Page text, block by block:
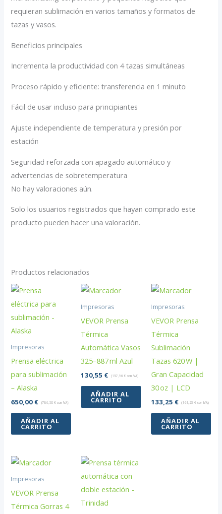
requieran sublimación en varios tamaños y formatos de
tazas y vasos.
Beneficios principales
Incrementa la productividad con 4 tazas simultáneas
Proceso rápido y eficiente: transferencia en 1 minuto
Fácil de usar incluso para principiantes
Ajuste independiente de temperatura y presión por
estación
Seguridad reforzada con apagado automático y
advertencias de sobretemperatura
No hay valoraciones aún.
Solo los usuarios registrados que hayan comprado este
producto pueden hacer una valoración.
Productos relacionados
Impresoras
Prensa eléctrica
para sublimación
– Alaska
650,00 € (786,50€ con IVA)
AÑADIR AL
CARRITO
Impresoras
VEVOR Prensa
Térmica
Automática Vasos
325–887 ml Azul
130,55 € (157,96€ con IVA)
AÑADIR AL
CARRITO
Impresoras
VEVOR Prensa
Térmica
Sublimación
Tazas 620 W |
Gran Capacidad
30 oz | LCD
133,25 € (161,23 €con IVA)
AÑADIR AL
CARRITO
Impresoras
VEVOR Prensa
Térmica Gorras 4